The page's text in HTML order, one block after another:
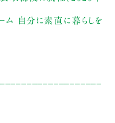
自分に素直に暮らしを